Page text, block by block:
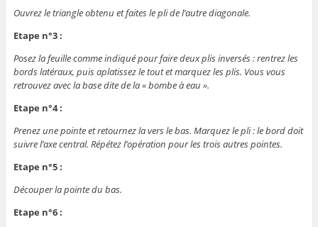
Ouvrez le triangle obtenu et faites le pli de l’autre diagonale.
Etape n°3 :
Posez la feuille comme indiqué pour faire deux plis inversés : rentrez les
bords latéraux, puis aplatissez le tout et marquez les plis. Vous vous
retrouvez avec la base dite de la « bombe à eau ».
Etape n°4 :
Prenez une pointe et retournez la vers le bas. Marquez le pli : le bord doit
suivre l’axe central. Répétez l’opération pour les trois autres pointes.
Etape n°5 :
Découper la pointe du bas.
Etape n°6 :